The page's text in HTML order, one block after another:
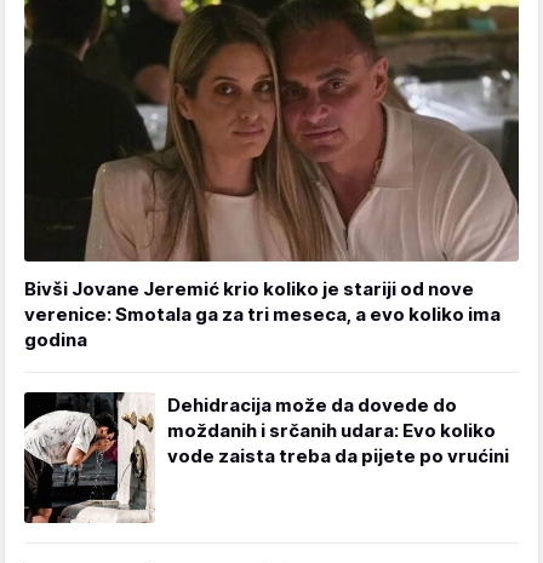
Bivši Jovane Jeremić krio koliko je stariji od nove
verenice: Smotala ga za tri meseca, a evo koliko ima
godina
Dehidracija može da dovede do
moždanih i srčanih udara: Evo koliko
vode zaista treba da pijete po vrućini